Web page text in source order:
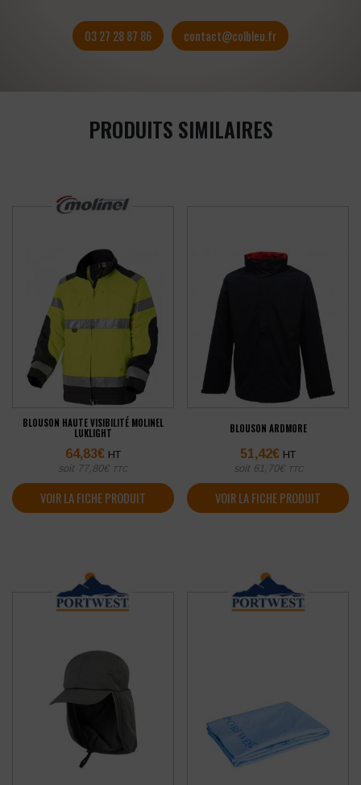
03 27 28 87 86 contact@colbleu.fr
PRODUITS SIMILAIRES
BLOUSON HAUTE VISIBILITÉ MOLINEL
LUKLIGHT
64,83€ HT
soit 77,80€ TTC
VOIR LA FICHE PRODUIT
BLOUSON ARDMORE
51,42€ HT
soit 61,70€ TTC
VOIR LA FICHE PRODUIT